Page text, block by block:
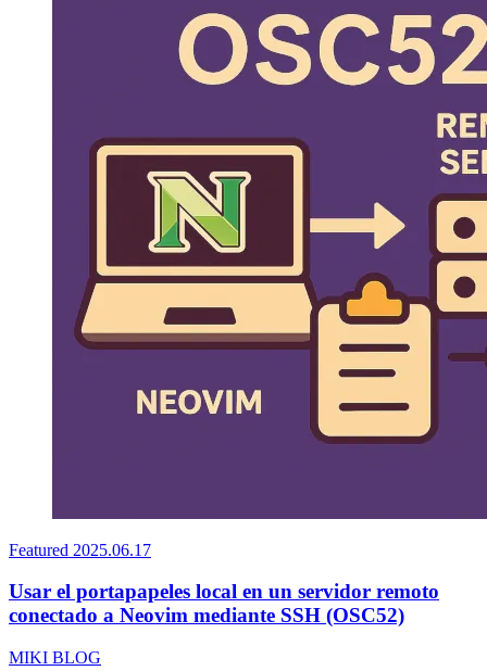
Featured 2025.06.17
Usar el portapapeles local en un servidor remoto
conectado a Neovim mediante SSH (OSC52)
MIKI BLOG